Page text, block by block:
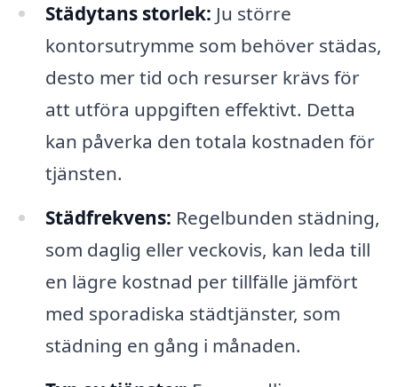
Städytans storlek: Ju större
kontorsutrymme som behöver städas,
desto mer tid och resurser krävs för
att utföra uppgiften effektivt. Detta
kan påverka den totala kostnaden för
tjänsten.
Städfrekvens: Regelbunden städning,
som daglig eller veckovis, kan leda till
en lägre kostnad per tillfälle jämfört
med sporadiska städtjänster, som
städning en gång i månaden.